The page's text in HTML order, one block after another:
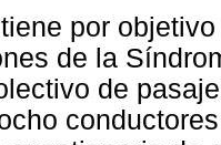
por
de la
de